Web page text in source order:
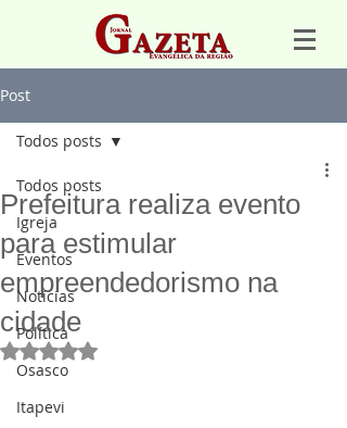
Post
Todos posts
Igreja
Eventos
Notícias
Política
Osasco
Itapevi
Todos posts
Prefeitura realiza evento
para estimular
empreendedorismo na
cidade
Avaliado com NaN de 5 estrelas.